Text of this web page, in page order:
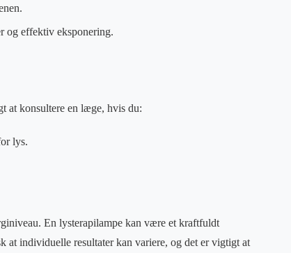
og effektiv eksponering.
at konsultere en læge, hvis du:
lys.
En lysterapilampe kan være et kraftfuldt
individuelle resultater kan variere, og det er vigtigt at